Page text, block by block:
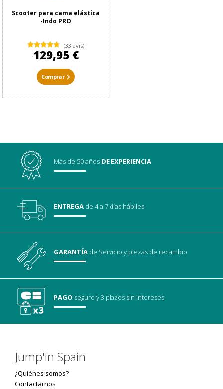
Scooter para cama elástica
-Indo PRO
(33 avis)
129,95 €
Comprar
Más de 50 años DE EXPERIENCIA
ENTREGA de 4 a 7 días hábiles
GARANTÍA de Servicioy piezas de recambio
PAGO seguroy 3 plazos sin intereses
Jump'in Spain
¿Quiénes somos?
Contactarnos